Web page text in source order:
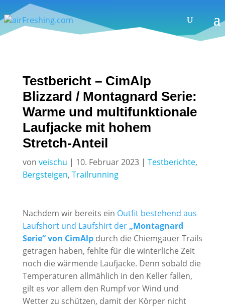
Testbericht – CimAlp
Blizzard / Montagnard Serie:
Warme und multifunktionale
Laufjacke mit hohem
Stretch-Anteil
von veischu | 10. Februar 2023| Testberichte,
Bergsteigen, Trailrunning
Nachdem wir bereits ein Outfit bestehend aus
Laufshort und Laufshirt der „Montagnard
Serie“ von CimAlp durch die Chiemgauer Trails
getragen haben, fehlte für die winterliche Zeit
noch die wärmende Laufjacke. Denn sobald die
Temperaturen allmählich in den Keller fallen,
gilt es vor allem den Rumpf vor Wind und
Wetter zu schützen, damit der Körper nicht